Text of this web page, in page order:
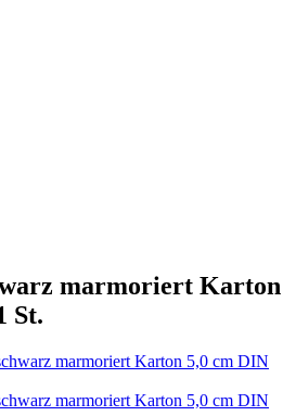
marmoriert Karton
St.